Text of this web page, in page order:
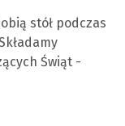
stół podczas
Świąt -